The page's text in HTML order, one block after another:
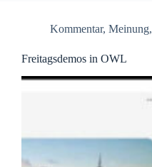
Kommentar, Meinung,
Freitagsdemos in OWL